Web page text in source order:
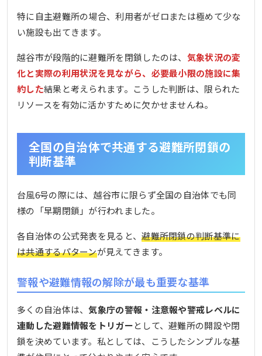
特に自主避難所の場合、利用者がゼロまたは極めて少な
い施設も出てきます。
越谷市が段階的に避難所を閉鎖したのは、 気象状況の変
化と実際の利用状況を見ながら、必要最小限の施設に集
約した結果と考えられます。こうした判断は、限られた
リソースを有効に活かすために欠かせませんね。
全国の自治体で共通する避難所閉鎖の
判断基準
台風6号の際には、越谷市に限らず全国の自治体でも同
様の「早期閉鎖」が行われました。
各自治体の公式発表を見ると、避難所閉鎖の判断基準に
は共通するパターンが見えてきます。
警報や避難情報の解除が最も重要な基準
多くの自治体は、気象庁の警報・注意報や警戒レベルに
連動した避難情報をトリガーとして、避難所の開設や閉
鎖を決めています。私としては、こうしたシンプルな基